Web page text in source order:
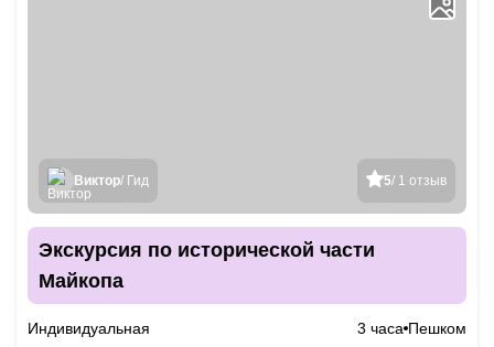
5/ 1 отзыв
Виктор/ Гид
Экскурсия по исторической части
Майкопа
Индивидуальная 3 часа Пешком